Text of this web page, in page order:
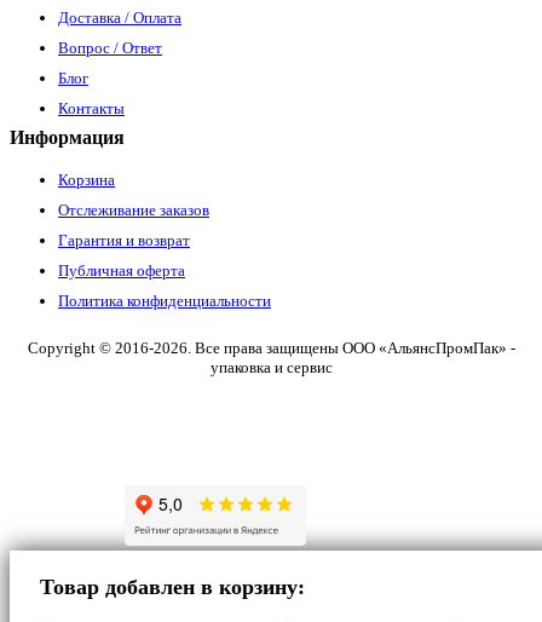
Доставка / Оплата
Вопрос / Ответ
Блог
Контакты
Информация
Корзина
Отслеживание заказов
Гарантия и возврат
Публичная оферта
Политика конфиденциальности
Copyright © 2016-2026. Все права защищены ООО «АльянсПромПак» -
упаковка и сервис
Товар добавлен в корзину: